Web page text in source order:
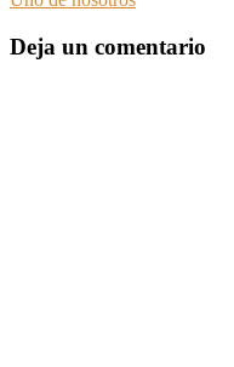
Deja un comentario